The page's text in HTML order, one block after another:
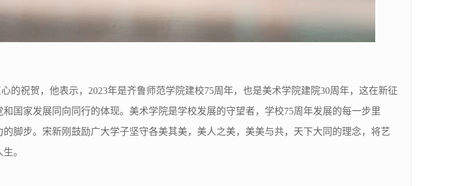
的祝贺，他表示，2023年是齐鲁师范学院建校75周年，也是美术学院建院30周年，这在新征
国家发展同向同行的体现。美术学院是学校发展的守望者，学校75周年发展的每一步里
脚步。宋新刚鼓励广大学子坚守各美其美，美人之美，美美与共，天下大同的理念，将艺
。